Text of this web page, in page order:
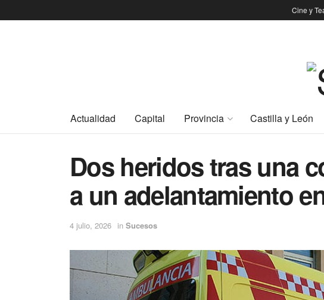
Cine y
Actualidad Capital Provincia Castilla y León
Dos heridos tras una
a un adelantamiento
4 julio, 2026 in Sucesos